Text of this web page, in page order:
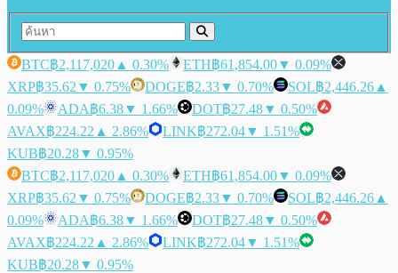
BTC฿2,117,020 ▲ 0.30% ETH฿61,854.00▼ 0.09%
XRP฿35.62 ▼ 0.75% DOGE฿2.33▼ 0.70% SOL฿2,446.26 ▲
0.09%
ADA฿6.38▼ 1.66% DOT฿27.48▼ 0.50%
AVAX฿224.22 ▲ 2.86% LINK฿272.04▼ 1.51%
KUB฿20.28▼ 0.95%
BTC฿2,117,020 ▲ 0.30% ETH฿61,854.00▼ 0.09%
XRP฿35.62 ▼ 0.75% DOGE฿2.33▼ 0.70% SOL฿2,446.26 ▲
0.09%
ADA฿6.38▼ 1.66% DOT฿27.48▼ 0.50%
AVAX฿224.22 ▲ 2.86% LINK฿272.04▼ 1.51%
KUB฿20.28▼ 0.95%